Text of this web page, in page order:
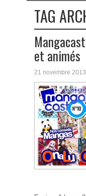
TAG
et animés
21 novembre 2013